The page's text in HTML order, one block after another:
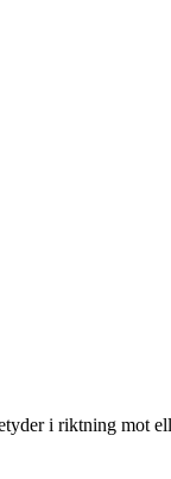
i riktning mot